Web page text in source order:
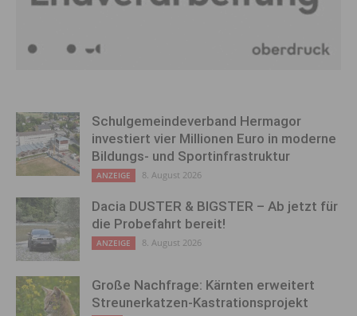
Schulgemeindeverband Hermagor
investiert vier Millionen Euro in moderne
Bildungs- und Sportinfrastruktur
ANZEIGE 8. August 2026
Dacia DUSTER & BIGSTER – Ab jetzt für
die Probefahrt bereit!
ANZEIGE 8. August 2026
Große Nachfrage: Kärnten erweitert
Streunerkatzen-Kastrationsprojekt